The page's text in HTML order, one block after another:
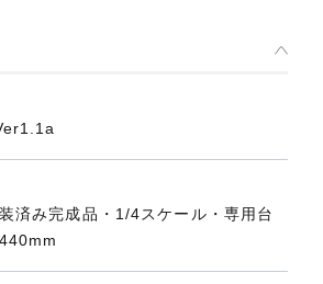
済み完成品・1/4スケール・専用台